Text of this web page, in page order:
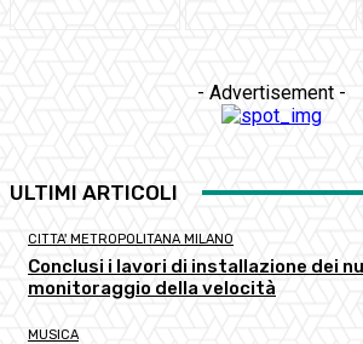
- Advertisement -
ULTIMI ARTICOLI
CITTA' METROPOLITANA MILANO
Conclusi i lavori di installazione dei
monitoraggio della velocità
MUSICA